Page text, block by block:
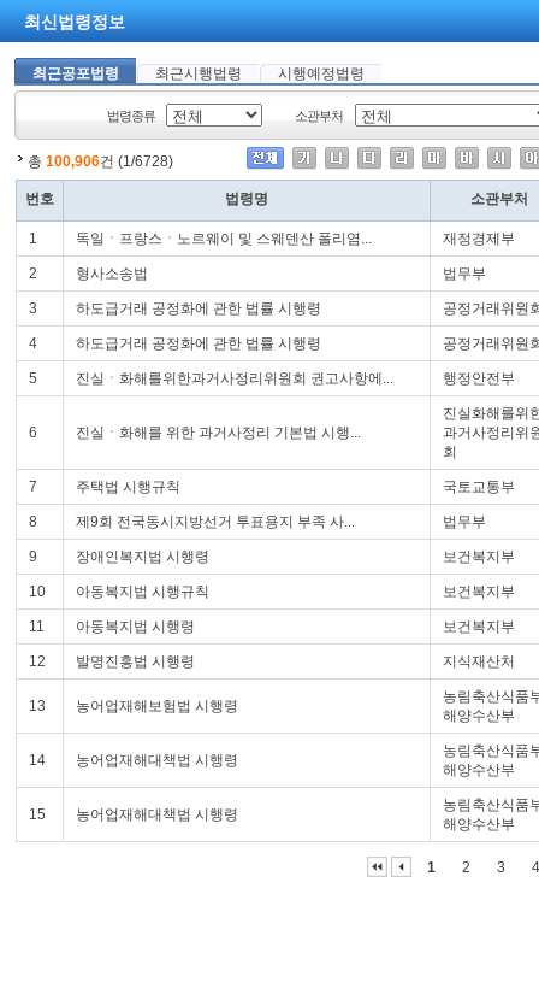
최신법령정보
최근공포법령 최근시행법령 시행예정법령
법령종류 소관부처
총 100,906건 (1/6728)
번호 법령명 소관부처
1 독일ㆍ프랑스ㆍ노르웨이 및 스웨덴산 폴리염... 재정경제부
2 형사소송법 법무부
3 하도급거래 공정화에 관한 법률 시행령 공정거래위원
4 하도급거래 공정화에 관한 법률 시행령 공정거래위원
5 진실ㆍ화해를위한과거사정리위원회 권고사항에... 행정안전부
6 진실ㆍ화해를 위한 과거사정리 기본법 시행...
진실화해를위
과거사정리위
회
7 주택법 시행규칙 국토교통부
8 제9회 전국동시지방선거 투표용지 부족 사... 법무부
9 장애인복지법 시행령 보건복지부
10 아동복지법 시행규칙 보건복지부
11 아동복지법 시행령 보건복지부
12 발명진흥법 시행령 지식재산처
13 농어업재해보험법 시행령
농림축산식품
해양수산부
14 농어업재해대책법 시행령
농림축산식품
해양수산부
15 농어업재해대책법 시행령
농림축산식품
해양수산부
1 2 3 4